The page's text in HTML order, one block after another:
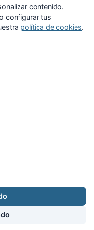
· Privacidad · Contacto
28016 Madrid
362 45 86
contenido.
configurar tus
política de cookies.